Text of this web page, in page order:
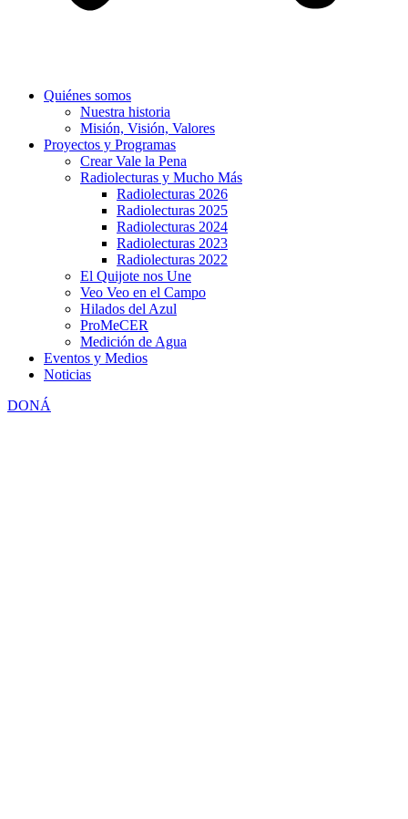
Quiénes somos
Nuestra historia
Misión, Visión, Valores
Proyectos y Programas
Crear Vale la Pena
Radiolecturas y Mucho Más
Radiolecturas 2026
Radiolecturas 2025
Radiolecturas 2024
Radiolecturas 2023
Radiolecturas 2022
El Quijote nos Une
Veo Veo en el Campo
Hilados del Azul
ProMeCER
Medición de Agua
Eventos y Medios
Noticias
DONÁ